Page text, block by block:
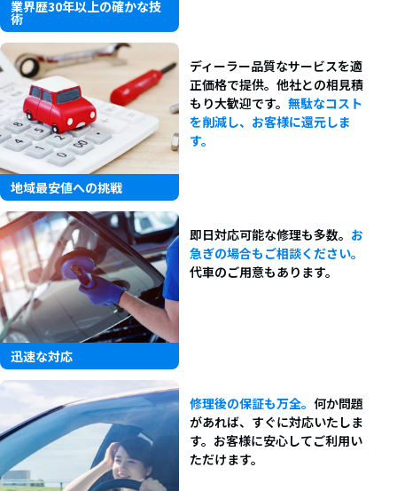
業界歴30年以上の確かな技
術
地域最安値への挑戦
ディーラー品質なサービスを適
正価格で提供。他社との相見積
もり大歓迎です。 無駄なコスト
を削減し、お客様に還元しま
す。
迅速な対応
即日対応可能な修理も多数。 お
急ぎの場合もご相談ください。
代車のご用意もあります。
修理後の保証も万全。 何か問題
があれば、すぐに対応いたしま
す。お客様に安心してご利用い
ただけます。